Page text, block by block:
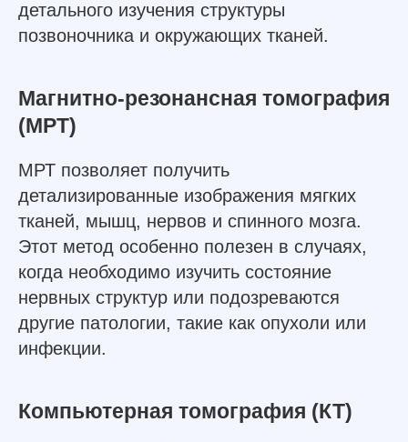
детального изучения структуры
позвоночника и окружающих тканей.
Магнитно-резонансная томография
(МРТ)
МРТ позволяет получить
детализированные изображения мягких
тканей, мышц, нервов и спинного мозга.
Этот метод особенно полезен в случаях,
когда необходимо изучить состояние
нервных структур или подозреваются
другие патологии, такие как опухоли или
инфекции.
Компьютерная томография (КТ)